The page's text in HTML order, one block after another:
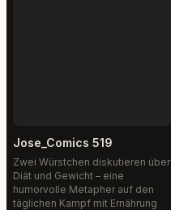
Jose_Comics 519
Zwei Würstchen diskutieren über
Diät und Gewicht – eine
humorvolle Metapher auf den
täglichen Kampf mit Ernährung